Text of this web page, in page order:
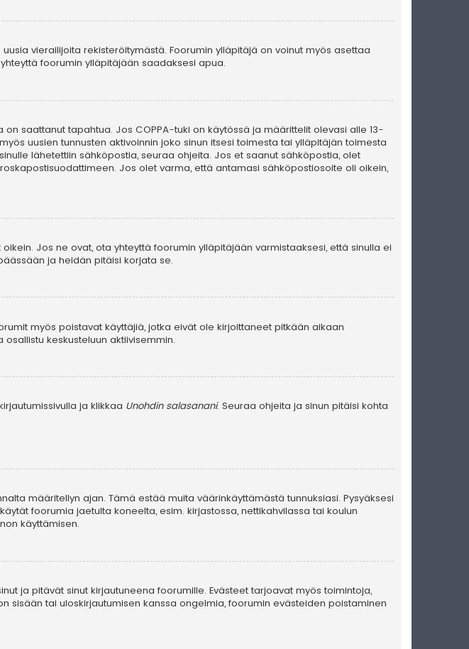
vierailijoita rekisteröitymästä. Foorumin ylläpitäjä on voinut myös asettaa
foorumin ylläpitäjään saadaksesi apua.
saattanut tapahtua. Jos COPPA-tuki on käytössä ja määrittelit olevasi alle 13-
uusien tunnusten aktivoinnin joko sinun itsesi toimesta tai ylläpitäjän toimesta
lähetettiin sähköpostia, seuraa ohjeita. Jos et saanut sähköpostia, olet
Jos olet varma, että antamasi sähköpostiosoite oli oikein,
Jos ne ovat, ota yhteyttä foorumin ylläpitäjään varmistaaksesi, että sinulla ei
ja heidän pitäisi korjata se.
myös poistavat käyttäjiä, jotka eivät ole kirjoittaneet pitkään aikaan
keskusteluun aktiivisemmin.
ja klikkaa Unohdin salasanani. Seuraa ohjeita ja sinun pitäisi kohta
määritellyn ajan. Tämä estää muita väärinkäyttämästä tunnuksiasi. Pysyäksesi
foorumia jaetulta koneelta, esim. kirjastossa, nettikahvilassa tai koulun
käyttämisen.
ja pitävät sinut kirjautuneena foorumille. Evästeet tarjoavat myös toimintoja,
sisään tai uloskirjautumisen kanssa ongelmia, foorumin evästeiden poistaminen